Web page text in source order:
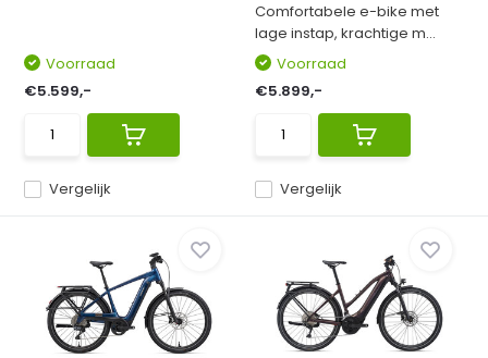
Vergelijk
Voorraad
€5.599,-
Comfortabele e-bike met
lage instap, krachtige m...
Vergelijk
Voorraad
€5.899,-